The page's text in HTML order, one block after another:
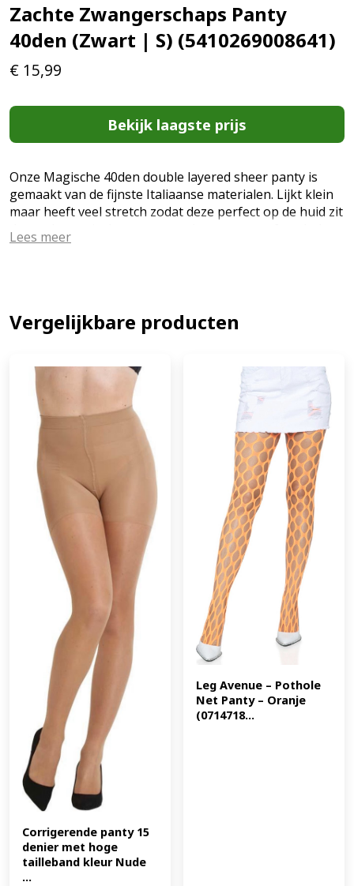
Zachte Zwangerschaps Panty
40den (Zwart | S) (5410269008641)
€ 15,99
Bekijk laagste prijs
Onze Magische 40den double layered sheer panty is
gemaakt van de fijnste Italiaanse materialen. Lijkt klein
maar heeft veel stretch zodat deze perfect op de huid zit
daarenboven is deze super zacht, super comfortabel
met een lichte glans. Het buikstuk komt heel hoog zodat
komen tijdens de zwangerschap aan de voorkant, na de
zwangerschap kan je deze gewoon omdraaien en verder
onze 3 slagwoorden KWALITEIT BETAALBAAR
COMFORTABEL. OPGELET! Onze panty's zijn verzegeld
door een hygiëne sticker. Indien deze is verbroken kan
de panty niet meer retour gestuurd worden. Voor je
maatje te bepalen gebruik onze maattabel hier
gepubliceerd of neem contact met ons op. Voor de kleur
vergelijk de Beige van ons model en de kleur van de
panty. Zo kan je een goed beeld vormen. (EAN:
5410269008641)
Lees meer
Vergelijkbare producten
Corrigerende panty 15
denier met hoge
tailleband kleur Nude
...
Leg Avenue – Pothole
Net Panty – Oranje
(0714718...